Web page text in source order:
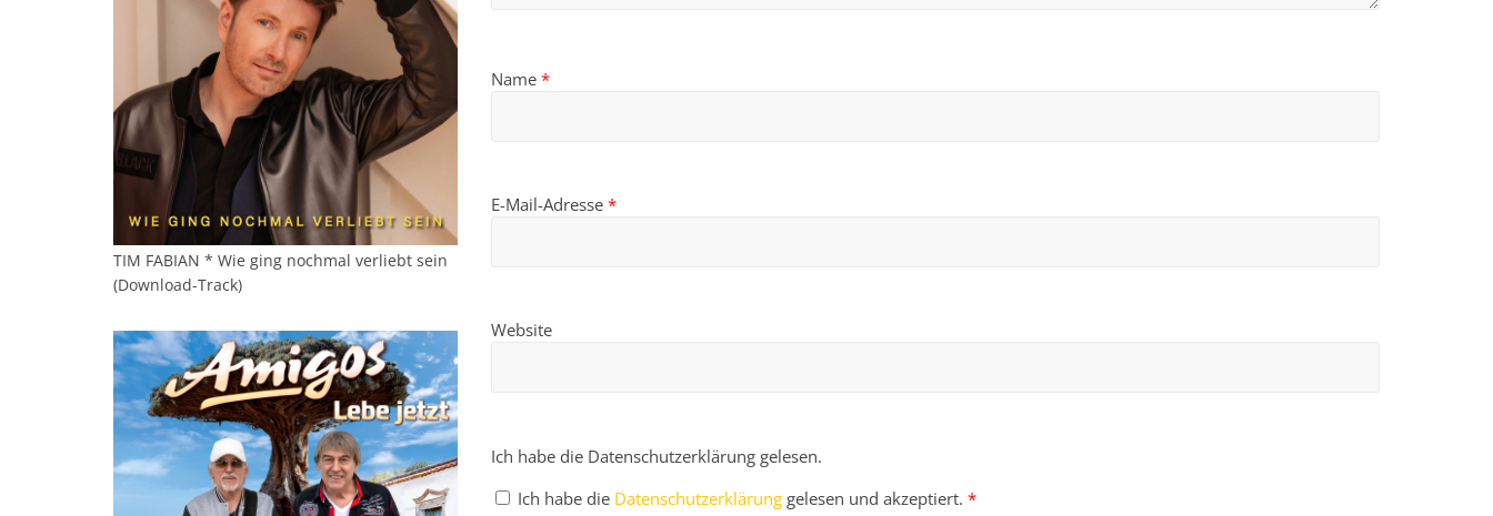
Name *
E-Mail-Adresse *
Website
Ich habe die Datenschutzerklärung gelesen.
Ich habe die Datenschutzerklärung gelesen und akzeptiert. *
TIM FABIAN * Wie ging nochmal verliebt sein
(Download-Track)